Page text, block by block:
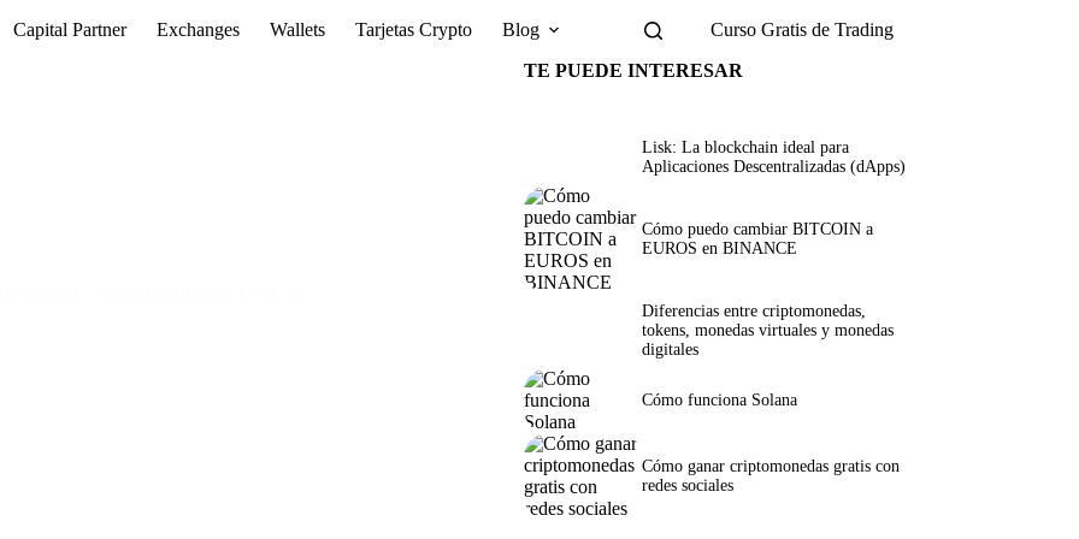
Capital Partner Exchanges Wallets Tarjetas Crypto Blog
Curso Gratis de Trading
TE PUEDE INTERESAR
Lisk: La blockchain ideal para
Aplicaciones Descentralizadas (dApps)
Cómo puedo cambiar BITCOIN a
EUROS en BINANCE
Diferencias entre criptomonedas,
tokens, monedas virtuales y monedas
digitales
Cómo funciona Solana
Cómo ganar criptomonedas gratis con
redes sociales